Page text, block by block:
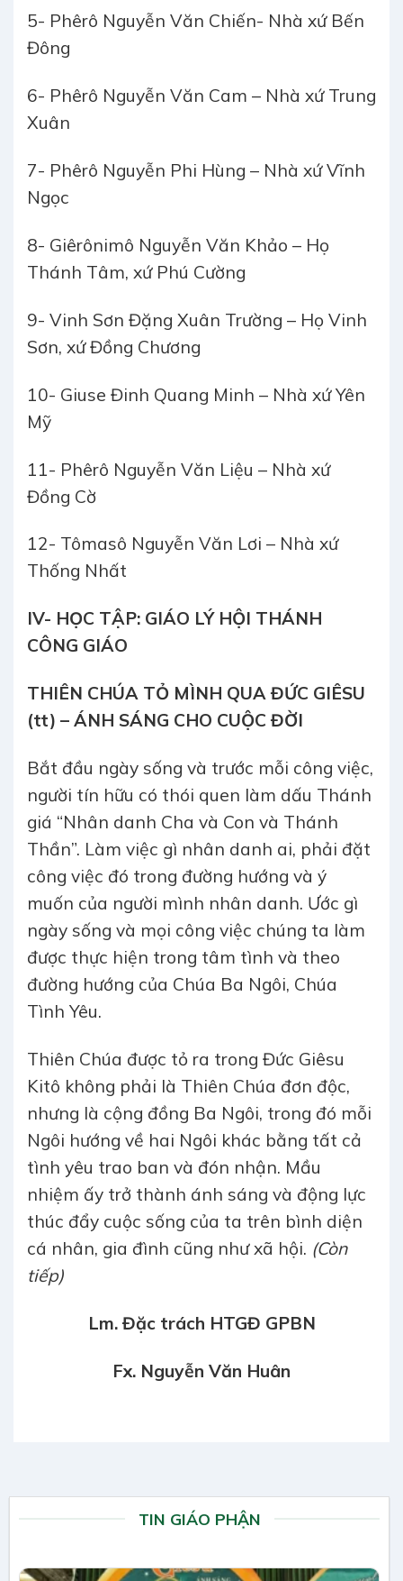
5- Phêrô Nguyễn Văn Chiến- Nhà xứ Bến
Đông
6- Phêrô Nguyễn Văn Cam – Nhà xứ Trung
Xuân
7- Phêrô Nguyễn Phi Hùng – Nhà xứ Vĩnh
Ngọc
8- Giêrônimô Nguyễn Văn Khảo – Họ
Thánh Tâm, xứ Phú Cường
9- Vinh Sơn Đặng Xuân Trường – Họ Vinh
Sơn, xứ Đồng Chương
10- Giuse Đinh Quang Minh – Nhà xứ Yên
Mỹ
11- Phêrô Nguyễn Văn Liệu – Nhà xứ
Đồng Cờ
12- Tômasô Nguyễn Văn Lơi – Nhà xứ
Thống Nhất
IV- HỌC TẬP: GIÁO LÝ HỘI THÁNH
CÔNG GIÁO
THIÊN CHÚA TỎ MÌNH QUA ĐỨC GIÊSU
(tt) – ÁNH SÁNG CHO CUỘC ĐỜI
Bắt đầu ngày sống và trước mỗi công việc,
người tín hữu có thói quen làm dấu Thánh
giá “Nhân danh Cha và Con và Thánh
Thần”. Làm việc gì nhân danh ai, phải đặt
công việc đó trong đường hướng và ý
muốn của người mình nhân danh. Ước gì
ngày sống và mọi công việc chúng ta làm
được thực hiện trong tâm tình và theo
đường hướng của Chúa Ba Ngôi, Chúa
Tình Yêu.
Thiên Chúa được tỏ ra trong Đức Giêsu
Kitô không phải là Thiên Chúa đơn độc,
nhưng là cộng đồng Ba Ngôi, trong đó mỗi
Ngôi hướng về hai Ngôi khác bằng tất cả
tình yêu trao ban và đón nhận. Mầu
nhiệm ấy trở thành ánh sáng và động lực
thúc đẩy cuộc sống của ta trên bình diện
cá nhân, gia đình cũng như xã hội. (Còn
tiếp)
Lm. Đặc trách HTGĐ GPBN
Fx. Nguyễn Văn Huân
TIN GIÁO PHẬN